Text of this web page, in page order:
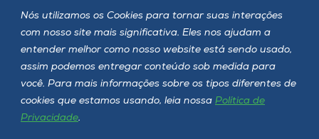
Nós utilizamos os Cookies para tornar suas interações
com nosso site mais significativa. Eles nos ajudam a
entender melhor como nosso website está sendo usado,
assim podemos entregar conteúdo sob medida para
você. Para mais informações sobre os tipos diferentes de
cookies que estamos usando, leia nossa Política de
Privacidade.
Siga a Unoesc